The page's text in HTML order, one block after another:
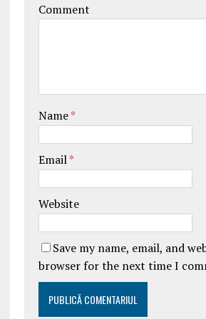
Comment
Name*
Email*
Website
Save my name, email, and
browser for the next time I